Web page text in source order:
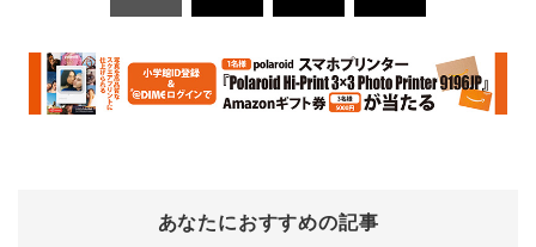
あなたにおすすめの記事